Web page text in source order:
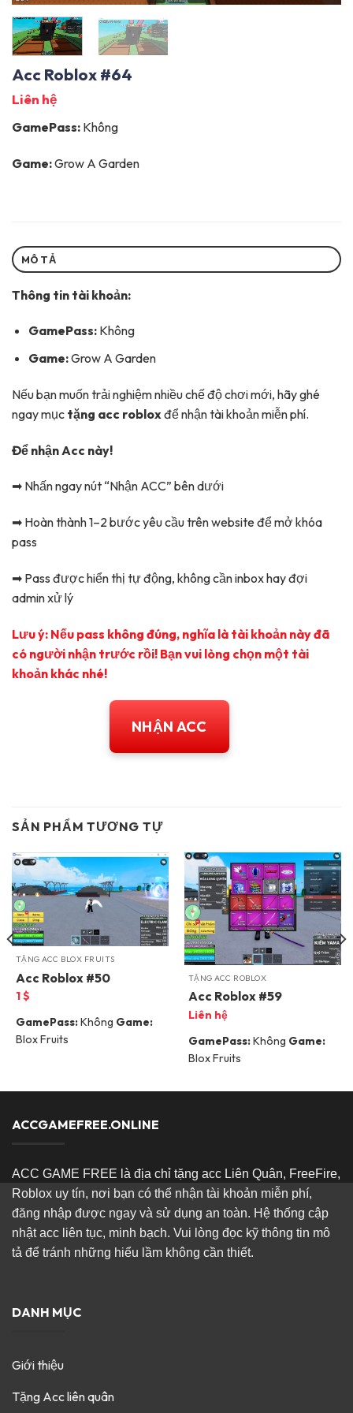
Acc Roblox #64
Liên hệ
GamePass: Không
Game:Grow A Garden
MÔ TẢ
Thông tin tài khoản:
GamePass:Không
Game:Grow A Garden
Nếu bạn muốn trải nghiệm nhiều chế độ chơi mới, hãy ghé
ngay mục tặng acc roblox để nhận tài khoản miễn phí.
Để nhận Acc này!
➡ Nhấn ngay nút “Nhận ACC” bên dưới
➡ Hoàn thành 1–2 bước yêu cầu trên website để mở khóa
pass
➡ Pass được hiển thị tự động, không cần inbox hay đợi
admin xử lý
Lưu ý: Nếu pass không đúng, nghĩa là tài khoản này đã
có người nhận trước rồi! Bạn vui lòng chọn một tài
khoản khác nhé!
NHẬN ACC
SẢN PHẨM TƯƠNG TỰ
TẶNG ACC BLOX FRUITS
Acc Roblox #50
1$
GamePass:Không Game:
Blox Fruits
TẶNG ACC ROBLOX
Acc Roblox #59
Liên hệ
GamePass:Không Game:
Blox Fruits
ACCGAMEFREE.ONLINE
ACC GAME FREE là địa chỉ tặng acc Liên Quân, FreeFire,
Roblox uy tín, nơi bạn có thể nhận tài khoản miễn phí,
đăng nhập được ngay và sử dụng an toàn. Hệ thống cập
nhật acc liên tục, minh bạch. Vui lòng đọc kỹ thông tin mô
tả để tránh những hiểu lầm không cần thiết.
DANH MỤC
Giới thiệu
Tặng Acc liên quân